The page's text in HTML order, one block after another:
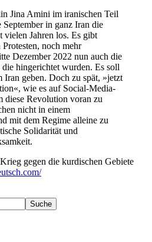
Jina Amini im iranischen Teil
in ganz Iran die
vielen Jahren los. Es gibt
noch mehr
Dezember 2022 nun auch die
die hingerichtet wurden. Es soll
Iran geben. Doch zu spät, »jetzt
wie es auf Social-Media-
diese Revolution voran zu
nicht in einem
mit dem Regime alleine zu
Solidarität und
gegen die kurdischen Gebiete
Suche